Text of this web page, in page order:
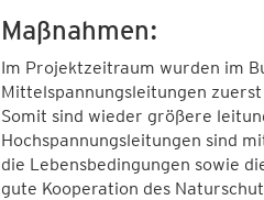
Maßnahmen:
Im Projektzeitraum wurden im
Mittelspannungsleitungen
Somit sind wieder größere
Hochspannungsleitungen sind
die Lebensbedingungen sowie
gute Kooperation des